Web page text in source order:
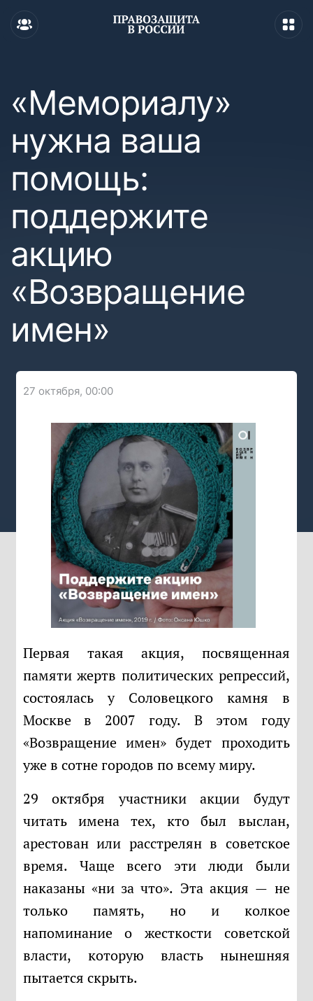
«Мемориалу»
нужна ваша
помощь:
поддержите
акцию
«Возвращение
имен»
27 октября, 00:00
Первая такая акция, посвященная
памяти жертв политических репрессий,
состоялась у Соловецкого камня в
Москве в 2007 году. В этом году
«Возвращение имен» будет проходить
уже в сотне городов по всему миру.
29 октября участники акции будут
читать имена тех, кто был выслан,
арестован или расстрелян в советское
время. Чаще всего эти люди были
наказаны «ни за что». Эта акция — не
только память, но и колкое
напоминание о жесткости советской
власти, которую власть нынешняя
пытается скрыть.